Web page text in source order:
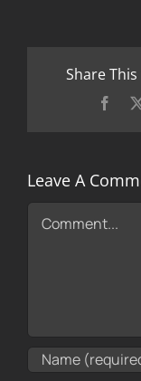
Share
Leave A
Comment